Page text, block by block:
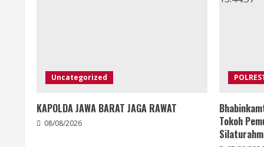
Uncategorized
KAPOLDA JAWA BARAT JAGA RAWAT
08/08/2026
Tokoh